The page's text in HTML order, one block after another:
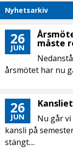
Nyhetsarkiv
26
JUN måste
årsmötet har nu
26
JUN
Nu går vi
kansli på
stängt....